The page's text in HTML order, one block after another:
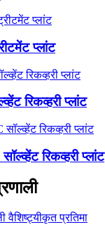
प्लांट
रिकव्हरी प्लांट
रिकव्हरी प्लांट